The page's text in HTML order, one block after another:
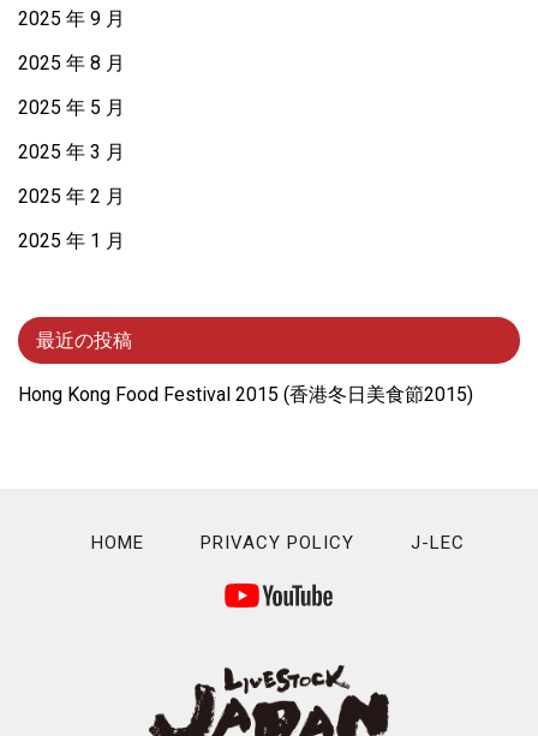
2025 年 9 月
2025 年 8 月
2025 年 5 月
2025 年 3 月
2025 年 2 月
2025 年 1 月
最近の投稿
Hong Kong Food Festival 2015 (⾹港冬⽇美⾷節2015)
HOME PRIVACY POLICY J-LEC